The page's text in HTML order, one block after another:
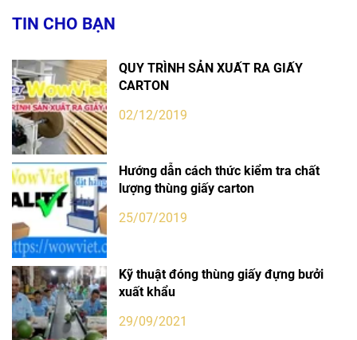
TIN CHO BẠN
QUY TRÌNH SẢN XUẤT RA GIẤY
CARTON
02/12/2019
Hướng dẫn cách thức kiểm tra chất
lượng thùng giấy carton
25/07/2019
Kỹ thuật đóng thùng giấy đựng bưởi
xuất khẩu
29/09/2021